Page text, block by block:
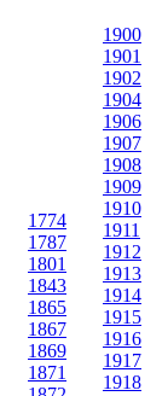
1774
1787
1801
1843
1865
1867
1869
1871
1900
1901
1902
1904
1906
1907
1908
1909
1910
1911
1912
1913
1914
1915
1916
1917
1918